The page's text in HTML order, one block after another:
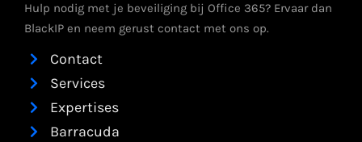
Hulp nodig met je beveiliging bij Office 365? Ervaar dan
BlackIP en neem gerust contact met ons op.
Contact
Services
Expertises
Barracuda